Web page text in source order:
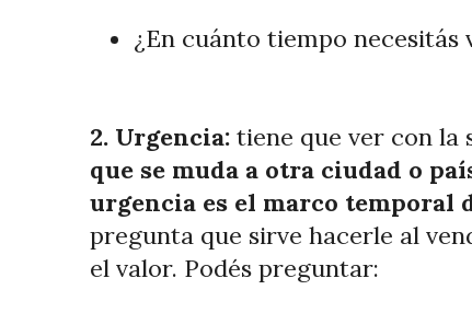
¿En cuánto tiempo necesitás
2. Urgencia: tiene que ver con la
que se muda a otra ciudad o
urgencia es el marco temporal
pregunta que sirve hacerle al
el valor. Podés preguntar: